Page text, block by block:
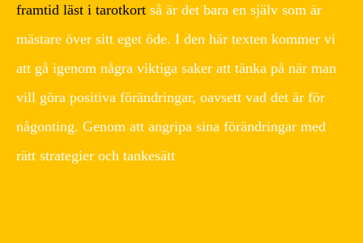
framtid läst i tarotkort så är det bara en själv som är
mästare över sitt eget öde. I den här texten kommer vi
att gå igenom några viktiga saker att tänka på när man
vill göra positiva förändringar, oavsett vad det är för
någonting. Genom att angripa sina förändringar med
rätt strategier och tankesätt